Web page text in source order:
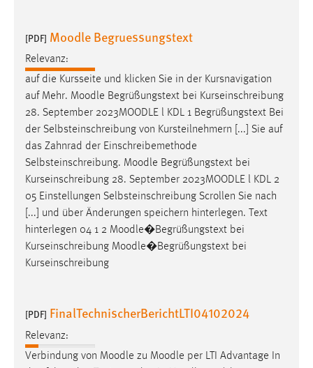
[PDF] Moodle Begruessungstext
Relevanz:
auf die Kursseite und klicken Sie in der Kursnavigation
auf Mehr. Moodle Begrüßungstext bei Kurseinschreibung
28. September 2023MOODLE l KDL 1 Begrüßungstext Bei
der Selbsteinschreibung von Kursteilnehmern [...] Sie auf
das Zahnrad der Einschreibemethode
Selbsteinschreibung. Moodle Begrüßungstext bei
Kurseinschreibung 28. September 2023MOODLE l KDL 2
05 Einstellungen Selbsteinschreibung Scrollen Sie nach
[...] und über Änderungen speichern hinterlegen. Text
hinterlegen 04 1 2 Moodle�Begrüßungstext bei
Kurseinschreibung Moodle�Begrüßungstext bei
Kurseinschreibung
[PDF] FinalTechnischerBerichtLTI04102024
Relevanz:
Verbindung von Moodle zu Moodle per LTI Advantage In